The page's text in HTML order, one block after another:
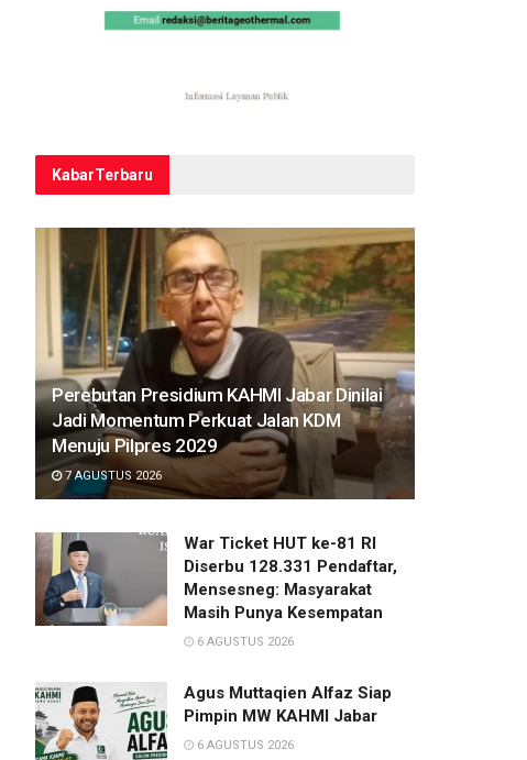
KabarTerbaru
Perebutan Presidium KAHMI Jabar Dinilai
Jadi Momentum Perkuat Jalan KDM
Menuju Pilpres 2029
7 AGUSTUS 2026
War Ticket HUT ke-81 RI
Diserbu 128.331 Pendaftar,
Mensesneg: Masyarakat
Masih Punya Kesempatan
6 AGUSTUS 2026
Agus Muttaqien Alfaz Siap
Pimpin MW KAHMI Jabar
6 AGUSTUS 2026